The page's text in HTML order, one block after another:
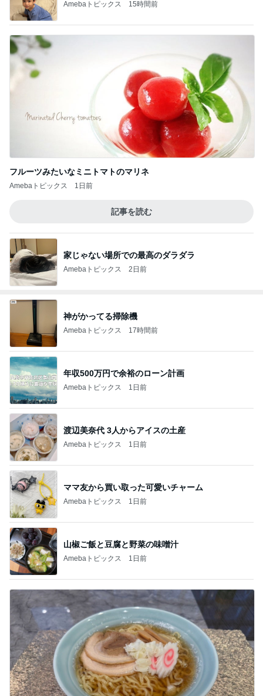
Amebaトピックス 15時間前
フルーツみたいなミニトマトのマリネ
Amebaトピックス 1日前
記事を読む
家じゃない場所での最高のダラダラ
Amebaトピックス 2日前
神がかってる掃除機
Amebaトピックス 17時間前
年収500万円で余裕のローン計画
Amebaトピックス 1日前
渡辺美奈代 3人からアイスの土産
Amebaトピックス 1日前
ママ友から買い取った可愛いチャーム
Amebaトピックス 1日前
山椒ご飯と豆腐と野菜の味噌汁
Amebaトピックス 1日前